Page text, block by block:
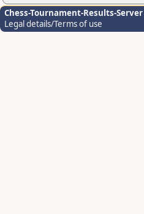
Chess-Tournament-Results-Server
Legal details/Terms of use